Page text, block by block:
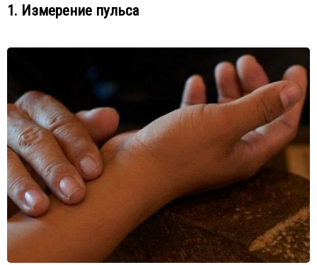
1. Измерение пульса